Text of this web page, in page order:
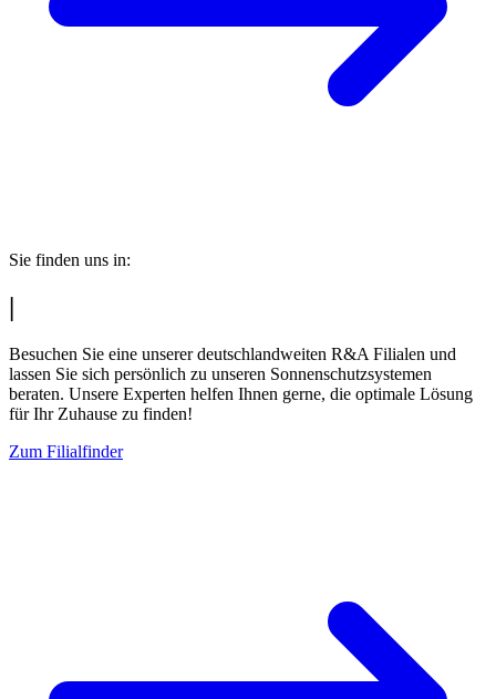
Sie finden uns in:
|
Besuchen Sie eine unserer deutschlandweiten R&A Filialen und
lassen Sie sich persönlich zu unseren Sonnenschutzsystemen
beraten. Unsere Experten helfen Ihnen gerne, die optimale Lösung
für Ihr Zuhause zu finden!
Zum Filialfinder